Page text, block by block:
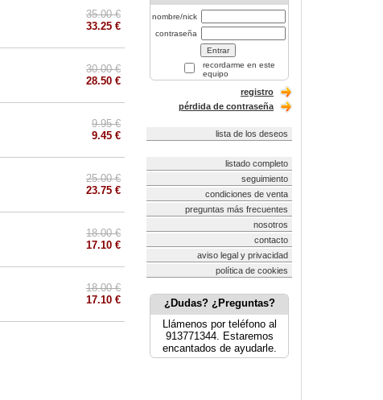
35.00 €
33.25 €
30.00 €
28.50 €
9.95 €
9.45 €
25.00 €
23.75 €
18.00 €
17.10 €
18.00 €
17.10 €
nombre/nick
contraseña
recordarme en este
equipo
registro
pérdida de contraseña
lista de los deseos
listado completo
seguimiento
condiciones de venta
preguntas más frecuentes
nosotros
contacto
aviso legal y privacidad
política de cookies
¿Dudas? ¿Preguntas?
Llámenos por teléfono al
913771344. Estaremos
encantados de ayudarle.